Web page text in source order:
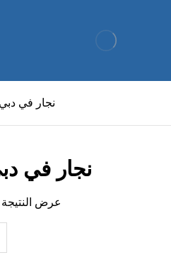
نجار في دبي
نجار في
عرض النتيجة